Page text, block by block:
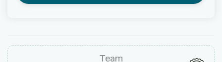
Team